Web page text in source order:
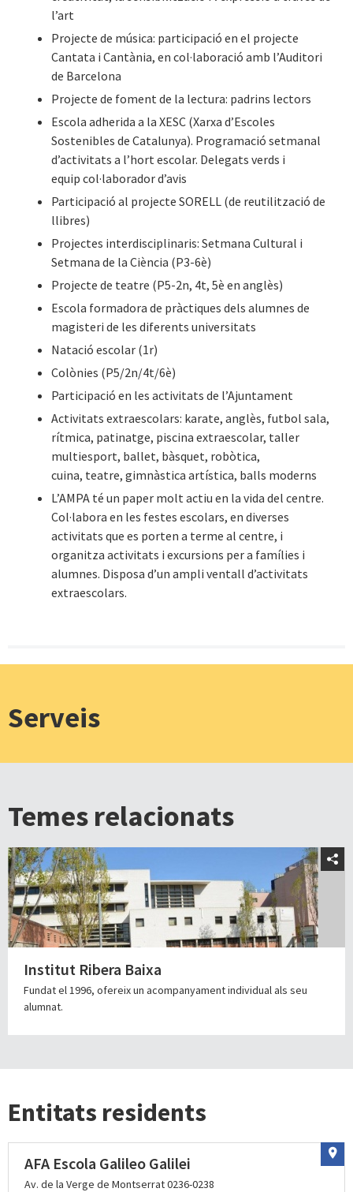
l’art
Projecte de música: participació en el projecte
Cantata i Cantània, en col·laboració amb l’Auditori
de Barcelona
Projecte de foment de la lectura: padrins lectors
Escola adherida a la XESC (Xarxa d’Escoles
Sostenibles de Catalunya). Programació setmanal
d’activitats a l’hort escolar. Delegats verds i
equip col·laborador d’avis
Participació al projecte SORELL (de reutilització de
llibres)
Projectes interdisciplinaris: Setmana Cultural i
Setmana de la Ciència (P3-6è)
Projecte de teatre (P5-2n, 4t, 5è en anglès)
Escola formadora de pràctiques dels alumnes de
magisteri de les diferents universitats
Natació escolar (1r)
Colònies (P5/2n/4t/6è)
Participació en les activitats de l’Ajuntament
Activitats extraescolars: karate, anglès, futbol sala,
rítmica, patinatge, piscina extraescolar, taller
multiesport, ballet, bàsquet, robòtica,
cuina, teatre, gimnàstica artística, balls moderns
L’AMPA té un paper molt actiu en la vida del centre.
Col·labora en les festes escolars, en diverses
activitats que es porten a terme al centre, i
organitza activitats i excursions per a famílies i
alumnes. Disposa d’un ampli ventall d’activitats
extraescolars.
Serveis
Temes relacionats
Institut Ribera Baixa
Fundat el 1996, ofereix un acompanyament individual als seu
alumnat.
Entitats residents
AFA Escola Galileo Galilei
Av. de la Verge de Montserrat 0236-0238